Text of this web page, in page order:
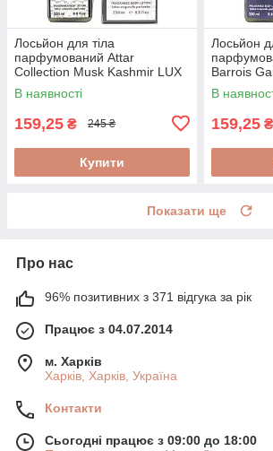
Лосьйон для тіла
парфумований Attar
Collection Musk Kashmir LUX
Quality 250 мл
В наявності
159,25 ₴ 245 ₴
Купити
Лосьйон
Barrois
Quality
В
159,25 ₴
Показати ще
Про нас
96% позитивних з 371 відгука за рік
Працює з 04.07.2014
м. Харків
Харків, Харків, Україна
Контакти
Сьогодні працює з 09:00 до 18:00